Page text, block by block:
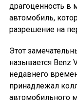
драгоценность
автомобиль,
разрешение на
Этот
называется Benz
недавнего
принадлежал
автомобильного